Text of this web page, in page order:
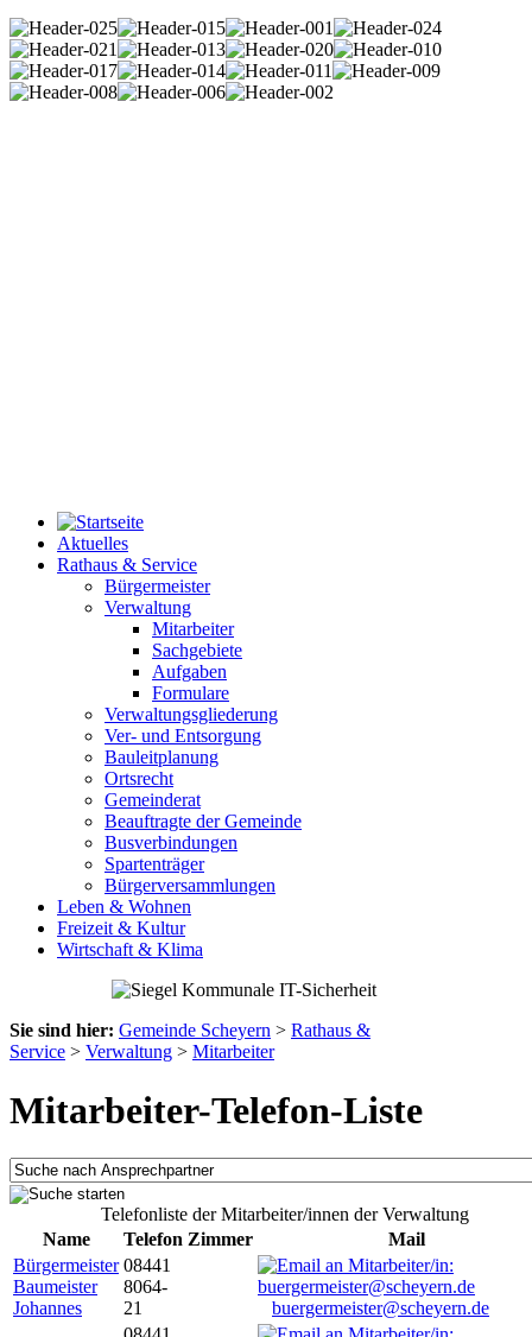
Aktuelles
Rathaus & Service
Bürgermeister
Verwaltung
Mitarbeiter
Sachgebiete
Aufgaben
Formulare
Verwaltungsgliederung
Ver- und Entsorgung
Bauleitplanung
Ortsrecht
Gemeinderat
Beauftragte der Gemeinde
Busverbindungen
Spartenträger
Bürgerversammlungen
Leben & Wohnen
Freizeit & Kultur
Wirtschaft & Klima
Sie sind hier: Gemeinde Scheyern > Rathaus &
Service > Verwaltung > Mitarbeiter
Mitarbeiter-Telefon-Liste
Telefonliste der Mitarbeiter/innen der Verwaltung
Name
Telefon Zimmer
Mail
Bürgermeister
Baumeister
Johannes
08441
8064-
21
buergermeister@scheyern.de